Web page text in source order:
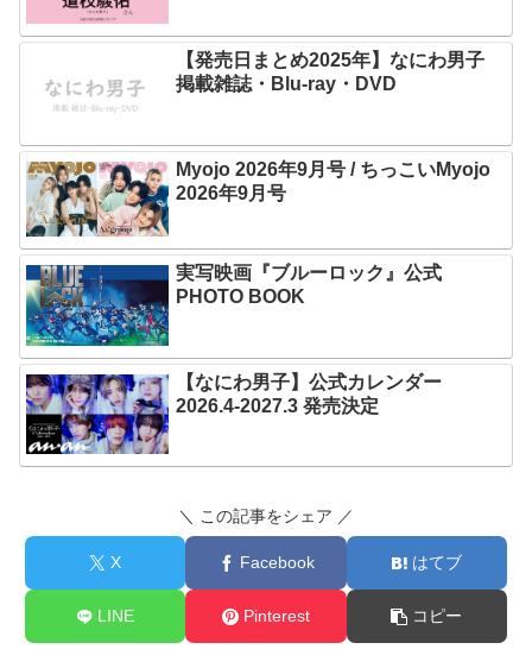
【発売日まとめ2025年】なにわ男子
掲載雑誌・Blu-ray・DVD
Myojo 2026年9月号 / ちっこいMyojo
2026年9月号
実写映画『ブルーロック』公式
PHOTO BOOK
【なにわ男子】公式カレンダー
2026.4-2027.3 発売決定
＼ この記事をシェア ／
X Facebook はてブ
LINE Pinterest コピー